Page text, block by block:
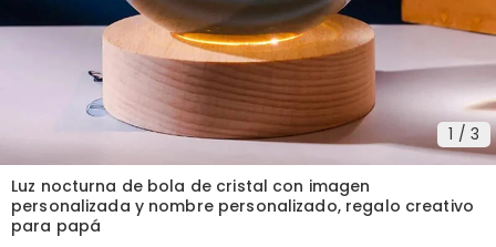
1 / 3
Luz nocturna de bola de cristal con imagen
personalizada y nombre personalizado, regalo creativo
para papá